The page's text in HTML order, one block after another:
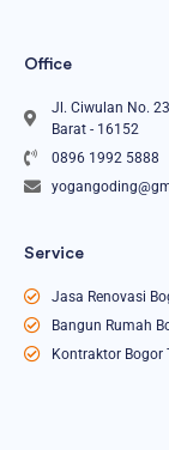
Office
Jl. Ciwulan No.
Barat - 16152
0896 1992 5888
Service
Jasa Renovasi
Bangun Rumah
Kontraktor Bogor